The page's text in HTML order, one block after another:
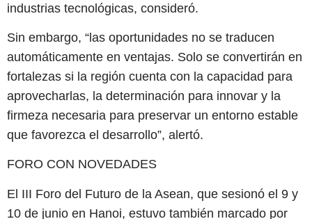
industrias tecnológicas, consideró.
Sin embargo, “las oportunidades no se traducen
automáticamente en ventajas. Solo se convertirán en
fortalezas si la región cuenta con la capacidad para
aprovecharlas, la determinación para innovar y la
firmeza necesaria para preservar un entorno estable
que favorezca el desarrollo”, alertó.
FORO CON NOVEDADES
El III Foro del Futuro de la Asean, que sesionó el 9 y
10 de junio en Hanoi, estuvo también marcado por